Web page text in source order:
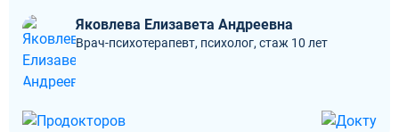
Яковлева Елизавета Андреевна
Врач-психотерапевт, психолог, стаж 10 лет